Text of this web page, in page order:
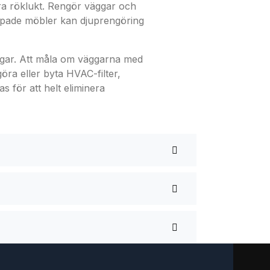
röklukt. Rengör väggar och
möbler kan djuprengöring
Att måla om väggarna med
eller byta HVAC-filter,
för att helt eliminera